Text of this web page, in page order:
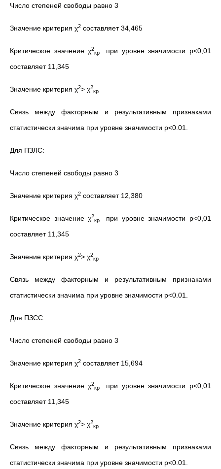
Число степеней свободы равно 3
Значение критерия χ2 составляет 34,465
Критическое значение χ2
кр
при уровне значимости р<0,01
составляет 11,345
Значение критерия χ2> χ2
кр
Связь между факторным и результативным признаками
статистически значима при уровне значимости р<0.01.
Для ПЗЛС:
Число степеней свободы равно 3
Значение критерия χ2 составляет 12,380
Критическое значение χ2
кр
при уровне значимости р<0,01
составляет 11,345
Значение критерия χ2> χ2
кр
Связь между факторным и результативным признаками
статистически значима при уровне значимости р<0.01.
Для ПЗСС:
Число степеней свободы равно 3
Значение критерия χ2 составляет 15,694
Критическое значение χ2
кр
при уровне значимости р<0,01
составляет 11,345
Значение критерия χ2> χ2
кр
Связь между факторным и результативным признаками
статистически значима при уровне значимости р<0.01.